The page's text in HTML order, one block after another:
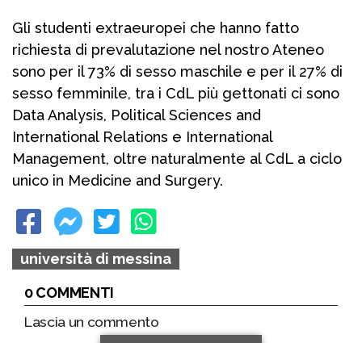
Gli studenti extraeuropei che hanno fatto
richiesta di prevalutazione nel nostro Ateneo
sono per il 73% di sesso maschile e per il 27% di
sesso femminile, tra i CdL più gettonati ci sono
Data Analysis, Political Sciences and
International Relations e International
Management, oltre naturalmente al CdL a ciclo
unico in Medicine and Surgery.
università di messina
0 COMMENTI
Lascia un commento